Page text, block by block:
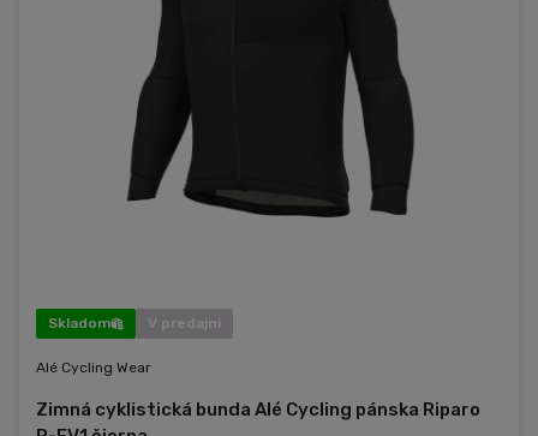
Skladom V predajni
Alé Cycling Wear
Zimná cyklistická bunda Alé Cycling pánska Riparo